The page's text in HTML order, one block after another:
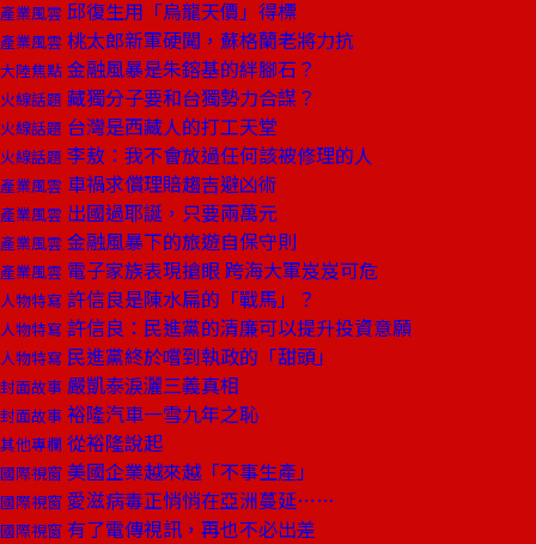
產業風雲 邱復生用「烏龍天價」得標
產業風雲 桃太郎新軍硬闖，蘇格蘭老將力抗
大陸焦點 金融風暴是朱鎔基的絆腳石？
火線話題 藏獨分子要和台獨勢力合謀？
火線話題 台灣是西藏人的打工天堂
火線話題 李敖：我不會放過任何該被修理的人
產業風雲 車禍求償理賠趨吉避凶術
產業風雲 出國過耶誕，只要兩萬元
產業風雲 金融風暴下的旅遊自保守則
產業風雲 電子家族表現搶眼 跨海大軍岌岌可危
人物特寫 許信良是陳水扁的「戰馬」？
人物特寫 許信良：民進黨的清廉可以提升投資意願
人物特寫 民進黨終於嚐到執政的「甜頭」
封面故事 嚴凱泰淚灑三義真相
封面故事 裕隆汽車一雪九年之恥
其他專欄 從裕隆說起
國際視窗 美國企業越來越「不事生產」
國際視窗 愛滋病毒正悄悄在亞洲蔓延……
國際視窗 有了電傳視訊，再也不必出差